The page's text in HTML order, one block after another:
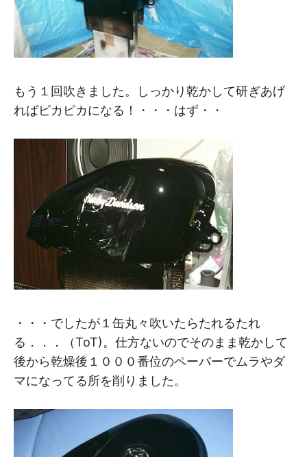
もう１回吹きました。しっかり乾かして研ぎあげ
ればピカピカになる！・・・はず・・
・・・でしたが１缶丸々吹いたらたれるたれ
る．．．（ToT)。仕方ないのでそのまま乾かして
後から乾燥後１０００番位のペーパーでムラやダ
マになってる所を削りました。